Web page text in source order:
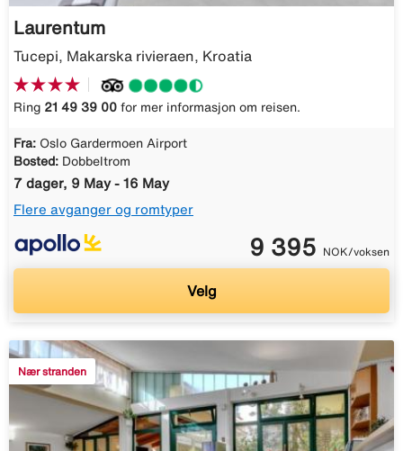
Laurentum
Tucepi, Makarska rivieraen, Kroatia
Ring 21 49 39 00 for mer informasjon om reisen.
Fra: Oslo Gardermoen Airport
Bosted: Dobbeltrom
7 dager, 9 May - 16 May
Flere avganger og romtyper
9 395 NOK/voksen
Velg
Nær stranden